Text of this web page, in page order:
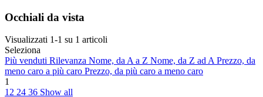
Occhiali da vista
Visualizzati 1-1 su 1 articoli
Seleziona
Più venduti Rilevanza Nome, da A a Z Nome, da Z ad APrezzo, da
meno caro a più caro Prezzo, da più caro a meno caro
1
12 24 36 Show all